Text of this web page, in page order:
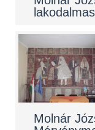
Molnár